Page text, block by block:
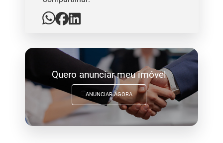
Quero anunciar meu imóvel
ANUNCIAR AGORA